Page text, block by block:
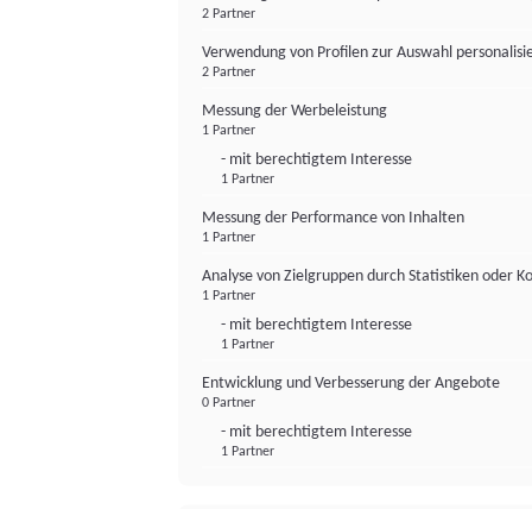
2 Partner
Verwendung von Profilen zur Auswahl
2 Partner
Messung der Werbeleistung
1 Partner
- mit berechtigtem Interesse
1 Partner
Messung der Performance von Inhalten
1 Partner
Analyse von Zielgruppen durch Statistiken oder
1 Partner
- mit berechtigtem Interesse
1 Partner
Entwicklung und Verbesserung der Angebote
0 Partner
- mit berechtigtem Interesse
1 Partner